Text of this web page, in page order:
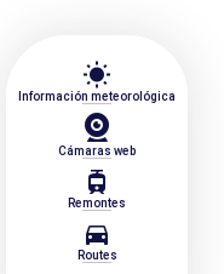
wb_sunny
Información meteorológica
Cámaras web
tram
Remontes
directions_car
Routes